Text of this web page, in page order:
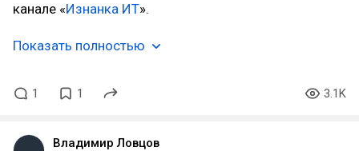
канале «Изнанка ИТ».
Показать полностью
1 1 3.1K
Владимир Ловцов